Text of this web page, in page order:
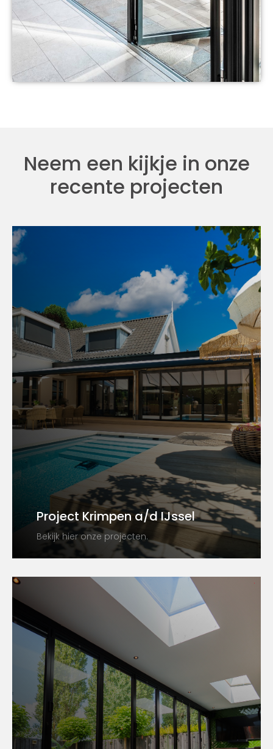
Neem een kijkje in onze
recente projecten
Project Krimpen a/d IJssel
Bekijk hier onze projecten.